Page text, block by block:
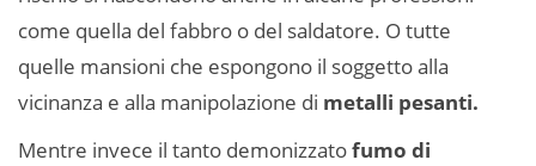
come quella del fabbro o del saldatore. O tutte
quelle mansioni che espongono il soggetto alla
vicinanza e alla manipolazione di metalli pesanti.
Mentre invece il tanto demonizzatofumo di